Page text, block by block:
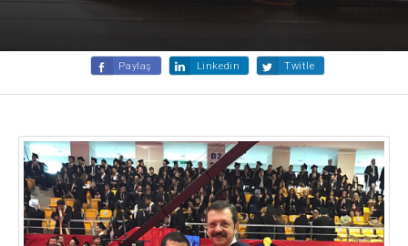
Paylaş Linkedin Twitle